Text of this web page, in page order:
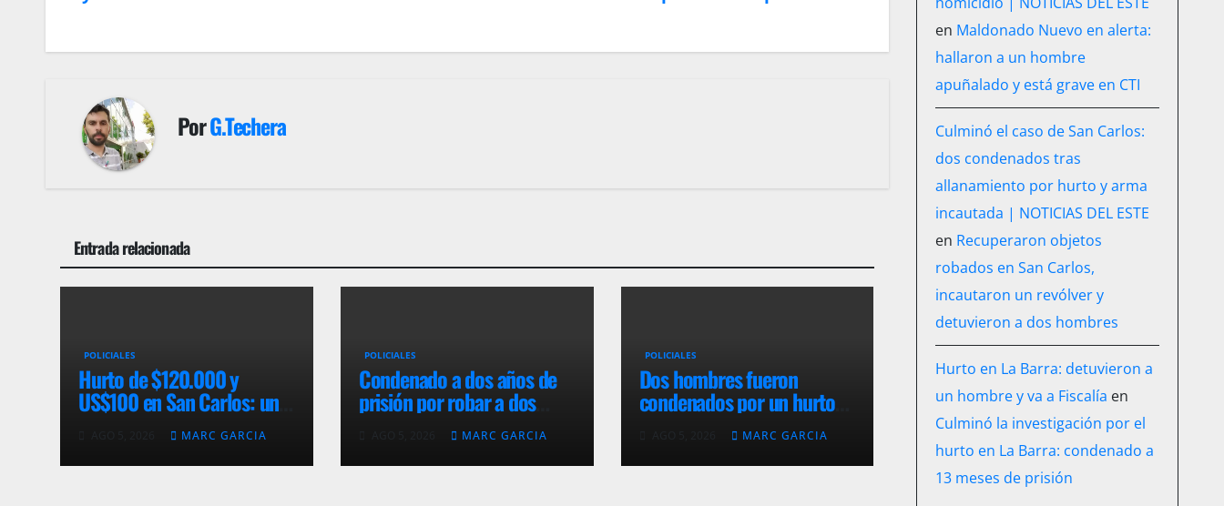
PorG.Techera
Entrada relacionada
POLICIALES
Hurto de $120.000 y
US$100 en San Carlos: un
condenado y otro imputado
con prisión preventiva
MARC GARCIA
POLICIALES
Condenado a dos años de
prisión por robar a dos
adolescentes en Maldonado
MARC GARCIA
POLICIALES
Dos hombres fueron
condenados por un hurto
agravado en un comercio
de MaldonadoMARC GARCIA
en Maldonado Nuevo en alerta:
hallaron a un hombre
apuñalado y está grave en CTI
Culminó el caso de San Carlos:
dos condenados tras
allanamiento por hurto y arma
incautada | NOTICIAS DEL ESTE
en Recuperaron objetos
robados en San Carlos,
incautaron un revólver y
detuvieron a dos hombres
Hurto en La Barra: detuvieron a
un hombre y va a Fiscalía en
Culminó la investigación por el
hurto en La Barra: condenado a
13 meses de prisión